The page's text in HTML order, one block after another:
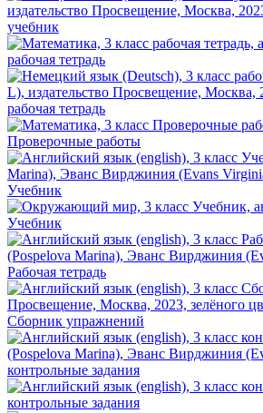
учебник
рабочая тетрадь
рабочая тетрадь
Проверочные работы
Учебник
Учебник
Рабочая тетрадь
Сборник упражнений
контрольные задания
контрольные задания